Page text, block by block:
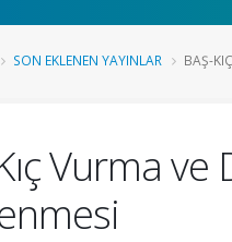
SON EKLENEN YAYINLAR BAŞ-
Vurma